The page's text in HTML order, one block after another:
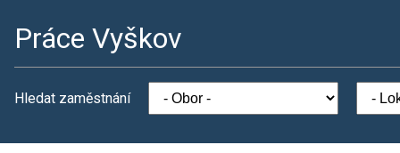
Práce Vyškov
Hledat zaměstnání